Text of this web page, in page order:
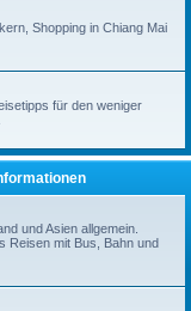
Shopping in Chiang Mai
für den weniger
und Asien allgemein.
Reisen mit Bus, Bahn und